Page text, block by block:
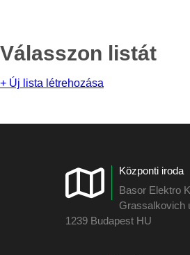
Válasszon listát
+ Új lista létrehozása
Központi iroda
Basor Elektro
Grassalkovich
1239 Budapest HU